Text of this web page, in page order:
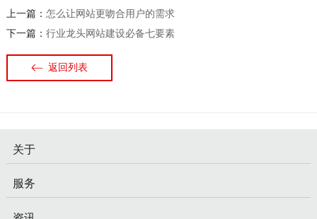
上一篇： 怎么让网站更吻合用户的需求
下一篇： 行业龙头网站建设必备七要素
返回列表
关于
服务